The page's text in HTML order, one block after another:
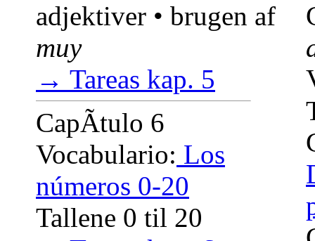
adjektiver • brugen af
muy
→ Tareas kap. 5
CapÃ­tulo 6
Vocabulario: Los
números 0-20
Tallene 0 til 20